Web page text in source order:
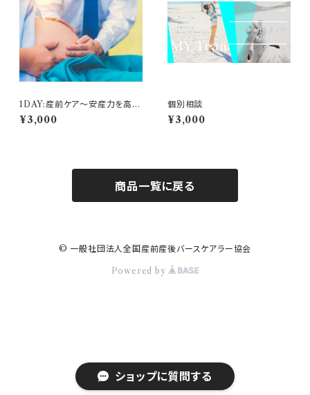
ショップに質問する
1DAY:産前ケア〜安産力を高め
る方法〜
¥3,000
個別相談
¥3,000
商品一覧に戻る
© 一般社団法人全国産前産後バースケアラー協会
Powered by